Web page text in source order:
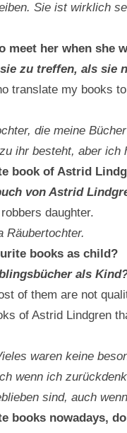
Sie ist wirklich
meet her when she
zu treffen, als sie
translate my books
die meine
ihr besteht, aber ich
book of Astrid
von Astrid
daughter.
Räubertochter.
books as child?
als
of them are not
of Astrid Lindgren
waren keine
wenn ich
sind, auch
books nowadays,